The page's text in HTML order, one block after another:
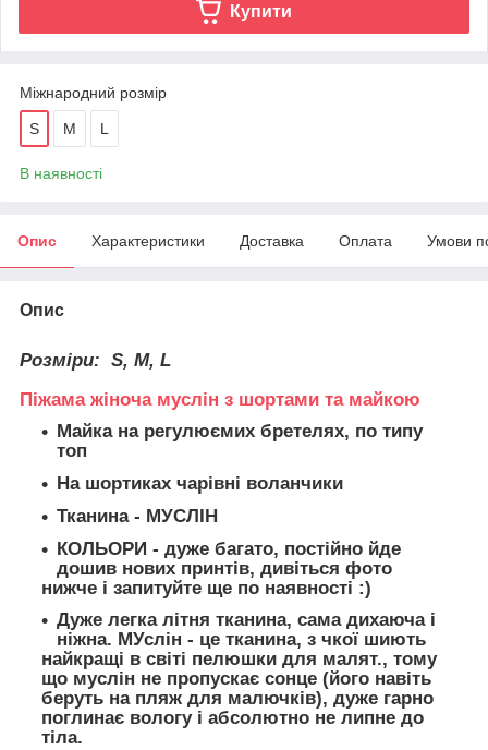
Купити
Міжнародний розмір
S M L
В наявності
Опис Характеристики Доставка Оплата Умови
Опис
Розміри: S, M, L
Піжама жіноча муслін з шортами та майкою
Майка на регулюємих бретелях, по типу
топ
На шортиках чарівні воланчики
Тканина- МУСЛІН
КОЛЬОРИ - дуже багато, постійно йде
дошив нових принтів, дивіться фото
нижче і запитуйте ще по наявності :)
Дуже легка літня тканина, сама дихаюча і
ніжна. МУслін - це тканина, з чкої шиють
найкращі в світі пелюшки для малят., тому
що муслін не пропускає сонце (його навіть
беруть на пляж для малючків), дуже гарно
поглинає вологу і абсолютно не липне до
тіла.